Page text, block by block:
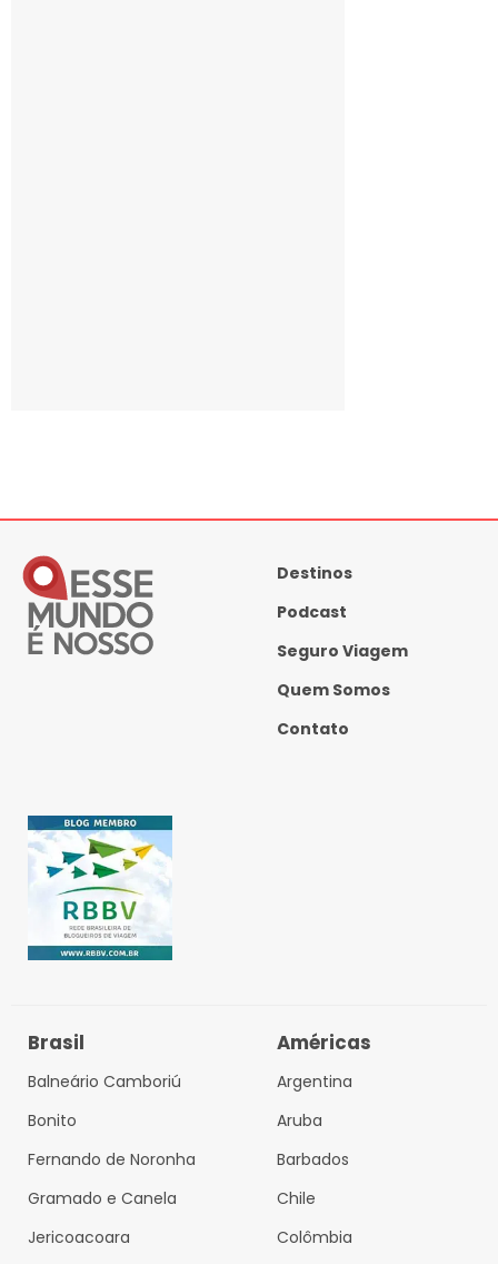
Destinos
Podcast
Seguro Viagem
Quem Somos
Contato
Brasil
Balneário Camboriú
Bonito
Fernando de Noronha
Gramado e Canela
Jericoacoara
Américas
Argentina
Aruba
Barbados
Chile
Colômbia